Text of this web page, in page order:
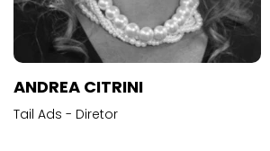
ANDREA CITRINI
Tail Ads - Diretor